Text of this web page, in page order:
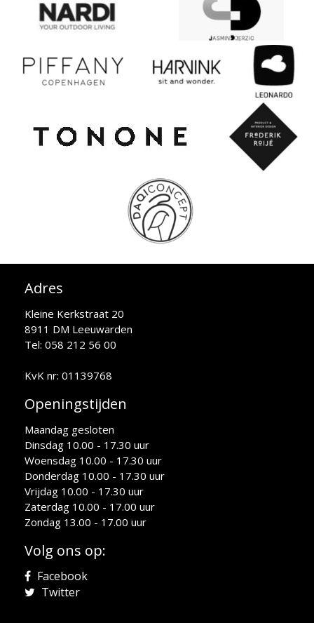
Adres
Kleine Kerkstraat 20
8911 DM Leeuwarden
Tel: 058 212 56 00
KvK nr: 01139768
Openingstijden
Maandag gesloten
Dinsdag 10.00 - 17.30 uur
Woensdag 10.00 - 17.30 uur
Donderdag 10.00 - 17.30 uur
Vrijdag 10.00 - 17.30 uur
Zaterdag 10.00 - 17.00 uur
Zondag 13.00 - 17.00 uur
Volg ons op:
Facebook
Twitter